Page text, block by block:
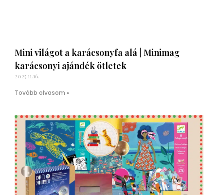
Mini világot a karácsonyfa alá | Minimag
karácsonyi ajándék ötletek
2025.11.16.
Tovább olvasom »